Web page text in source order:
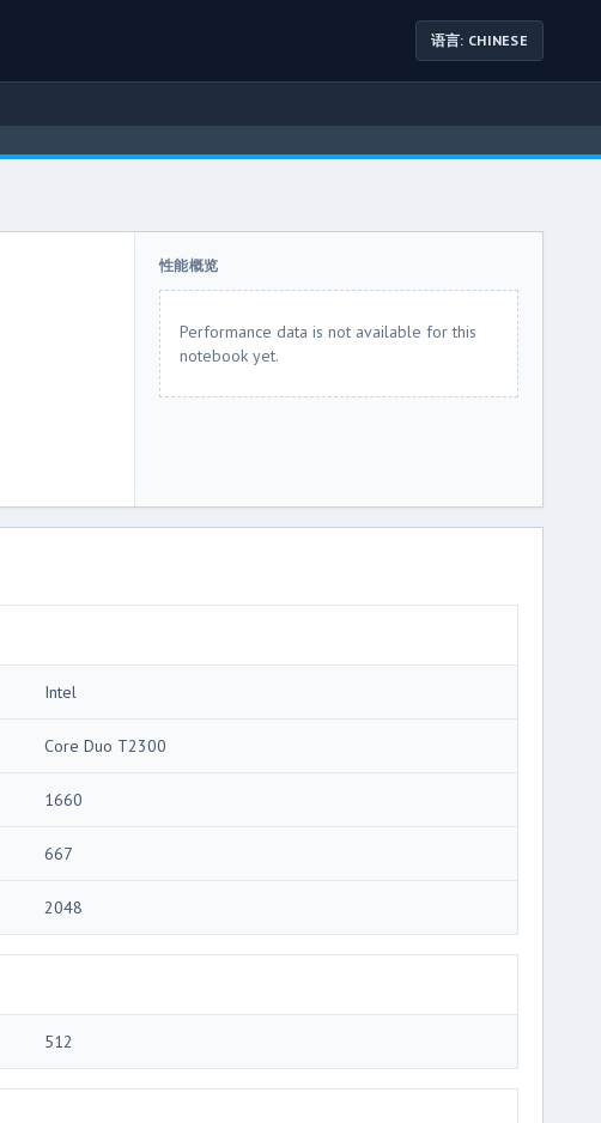
语言: CHINESE
性能概览
Performance data is not available for this
notebook yet.
Intel
Core Duo T2300
1660
667
2048
512